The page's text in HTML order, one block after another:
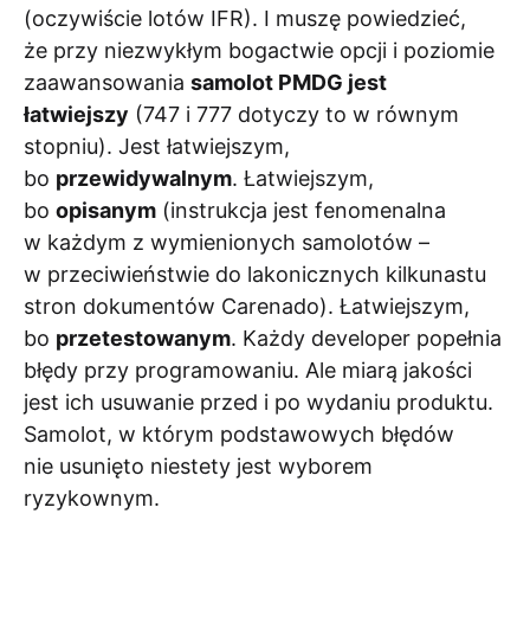
(oczywiście lotów IFR). I muszę powiedzieć,
że przy niezwykłym bogactwie opcji i poziomie
zaawansowania samolot PMDG jest
łatwiejszy (747 i 777 dotyczy to w równym
stopniu). Jest łatwiejszym,
bo przewidywalnym. Łatwiejszym,
bo opisanym (instrukcja jest fenomenalna
w każdym z wymienionych samolotów –
w przeciwieństwie do lakonicznych kilkunastu
stron dokumentów Carenado). Łatwiejszym,
bo przetestowanym. Każdy developer popełnia
błędy przy programowaniu. Ale miarą jakości
jest ich usuwanie przed i po wydaniu produktu.
Samolot, w którym podstawowych błędów
nie usunięto niestety jest wyborem
ryzykownym.